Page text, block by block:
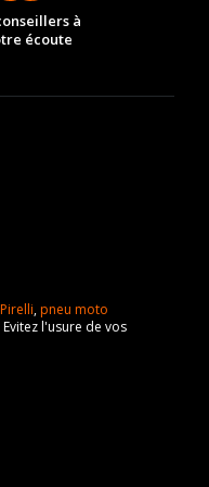
à
écoute
,pneu moto
l'usure de vos